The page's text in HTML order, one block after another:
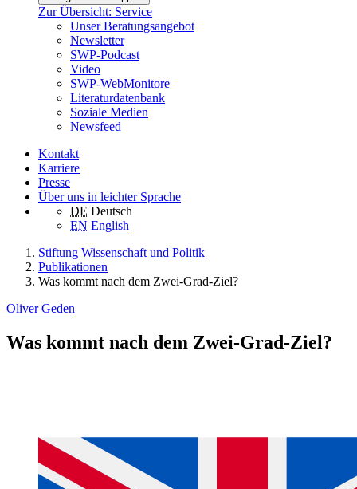
Zur Übersicht: Service
Unser Beratungsangebot
Newsletter
SWP-Podcast
Video
SWP-WebMonitore
Literaturdatenbank
Soziale Medien
Newsfeed
Kontakt
Karriere
Presse
Über uns in leichter Sprache
DE Deutsch
EN English
Stiftung Wissenschaft und Politik
Publikationen
Was kommt nach dem Zwei-Grad-Ziel?
Oliver Geden
Was kommt nach dem Zwei-Grad-Ziel?